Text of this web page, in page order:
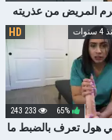
المريض من عذريته
هول تعرف بالضبط ما
65%
233 243
HD